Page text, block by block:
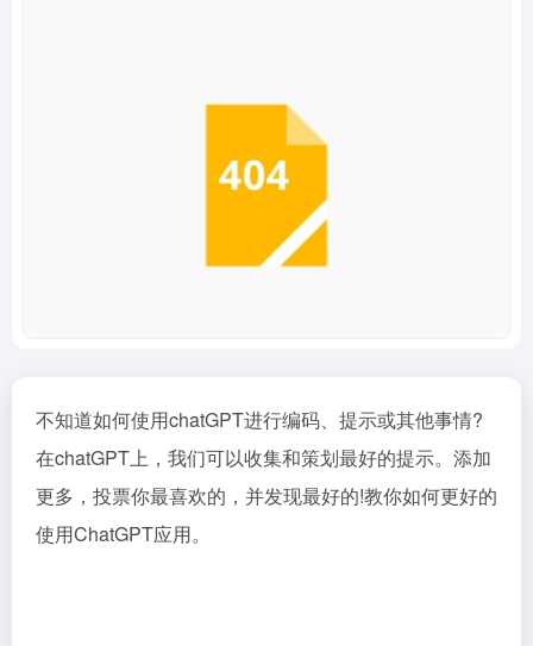
不知道如何使用chatGPT进行编码、提示或其他事情?
在chatGPT上，我们可以收集和策划最好的提示。添加
更多，投票你最喜欢的，并发现最好的!教你如何更好的
使用ChatGPT应用。